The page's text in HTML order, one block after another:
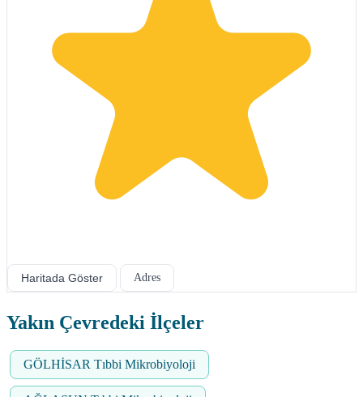
Haritada Göster Adres
Yakın Çevredeki İlçeler
GÖLHİSAR Tıbbi Mikrobiyoloji